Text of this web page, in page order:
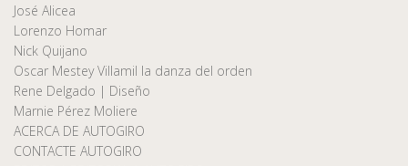
José Alicea
Lorenzo Homar
Nick Quijano
Oscar Mestey Villamil la danza del orden
Rene Delgado | Diseño
Marnie Pérez Moliere
ACERCA DE AUTOGIRO
CONTACTE AUTOGIRO